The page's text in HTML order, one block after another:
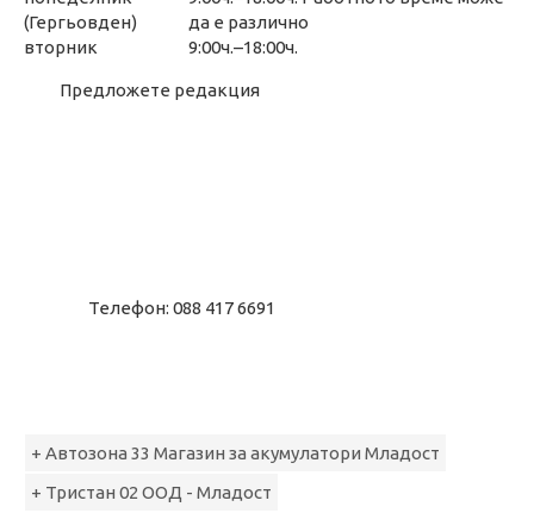
(Гергьовден)
да е различно
вторник
9:00ч.–18:00ч.
Предложете редакция
Телефон: 088 417 6691
+ Автозона 33 Магазин за акумулатори Младост
+ Тристан 02 ООД - Младост